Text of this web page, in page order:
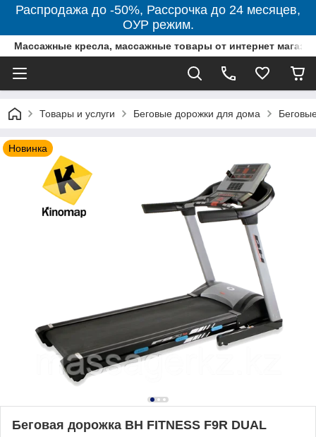
Распродажа до -50%, Рассрочка до 24 месяцев,
ОУР режим.
Массажные кресла, массажные товары от интернет
Товары и услуги Беговые дорожки для дома
Новинка
Беговая дорожка BH FITNESS F9R DUAL